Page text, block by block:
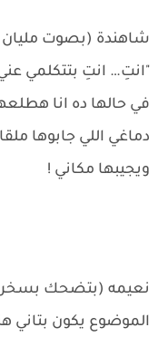
شاهندة (بصوت
"انتِ… انتِ بتتكلمي
في حالها ده انا
دماغي اللي جابوها
ويجيبها مكاني !
نعيمه (بتضحك
الموضوع يكون بتاني